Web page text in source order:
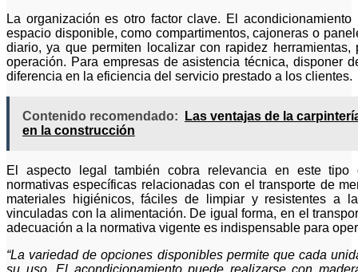
La organización es otro factor clave. El
espacio disponible, como compartimentos, cajoneras o
diario, ya que permiten localizar con rapidez
operación. Para empresas de asistencia técnica, disponer
diferencia en la eficiencia del servicio prestado a los clientes.
Contenido recomendado:
Las ventajas de la
en la construcción
El aspecto legal también cobra relevancia en este tipo
normativas específicas relacionadas con el transporte de
materiales higiénicos, fáciles de limpiar y resistentes a
vinculadas con la alimentación. De igual forma, en el
adecuación a la normativa vigente es indispensable para
“La variedad de opciones disponibles permite que cada